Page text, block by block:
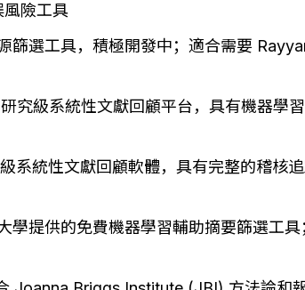
風險工具
篩選工具，積極開發中；適合需要
究級系統性文獻回顧平台，具有機器學
系統性文獻回顧軟體，具有完整的稽核
學提供的免費機器學習輔助摘要篩選工